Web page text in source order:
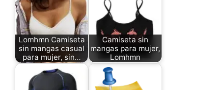
Lomhmn Camiseta
sin mangas casual
para mujer, sin…
Camiseta sin
mangas para mujer,
Lomhmn